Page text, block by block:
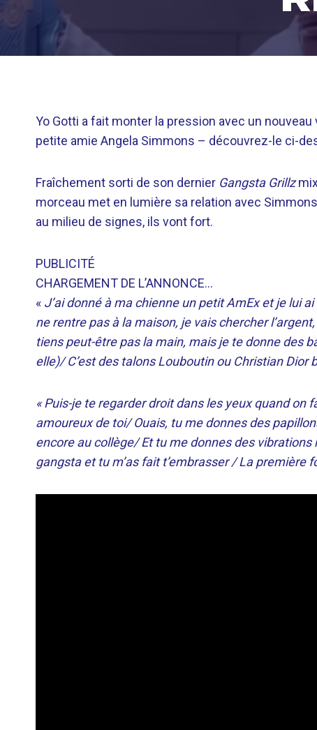
Yo Gotti a fait monter la pression avec un nouveau
petite amie Angela Simmons – découvrez-le ci-
Fraîchement sorti de son dernier Gangsta Grillz
morceau met en lumière sa relation avec
au milieu de signes, ils vont fort.
PUBLICITÉ
CHARGEMENT DE L’ANNONCE…
« J’ai donné à ma chienne un petit AmEx et je lui
ne rentre pas à la maison, je vais chercher
tiens peut-être pas la main, mais je te donne des
elle)/ C’est des talons Louboutin ou Christian Dior
« Puis-je te regarder droit dans les yeux quand on
amoureux de toi/ Ouais, tu me donnes des
encore au collège/ Et tu me donnes des
gangsta et tu m’as fait t’embrasser / La première